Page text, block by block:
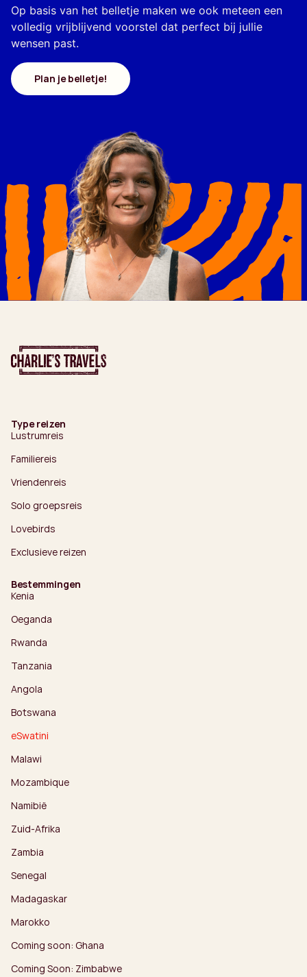
Op basis van het belletje maken we ook meteen een
volledig vrijblijvend voorstel dat perfect bij jullie
wensen past.
Plan je belletje!
Type reizen
Lustrumreis
Familiereis
Vriendenreis
Solo groepsreis
Lovebirds
Exclusieve reizen
Bestemmingen
Kenia
Oeganda
Rwanda
Tanzania
Angola
Botswana
eSwatini
Malawi
Mozambique
Namibië
Zuid-Afrika
Zambia
Senegal
Madagaskar
Marokko
Coming soon: Ghana
Coming Soon: Zimbabwe